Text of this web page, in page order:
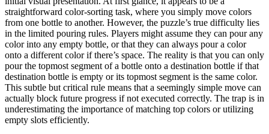
straightforward color-sorting task, where you simply move colors
from one bottle to another. However, the puzzle’s true difficulty lies
in the limited pouring rules. Players might assume they can pour any
color into any empty bottle, or that they can always pour a color
onto a different color if there’s space. The reality is that you can only
pour the topmost segment of a bottle onto a destination bottle if that
destination bottle is empty or its topmost segment is the same color.
This subtle but critical rule means that a seemingly simple move can
actually block future progress if not executed correctly. The trap is in
underestimating the importance of matching top colors or utilizing
empty slots efficiently.